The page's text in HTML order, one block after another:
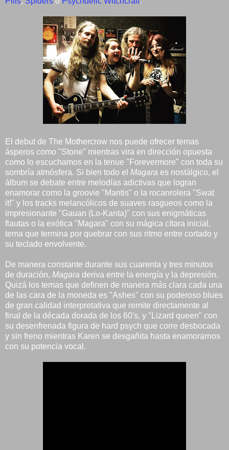
El debut de The Mothercrow nos puede ofrecer temas
ásperos como "Stone" mientras vira en dirección opuesta
como lo escuchamos en la tenue "Forevermore" con toda su
sombría atmósfera. Si bien todo el Magara es nostálgico, el
álbum se debate entre melodías adictivas que logran
enamorar como la groovie "Mantis" o la rocanrolera "Swat
it!" y los tracks melancólicos de suaves rasgueos como la
impresionante "Gauan (Lo-Kanta)" con sus enigmáticas
flautas o la exótica "Magara" con su mágica cítara inicial,
tema que termina por quebrar con sus ritmo entre cortado y
su teclado envolvente.
De manera constante durante sus cuarenta y tres minutos
de duración, Magara deriva entre la energía y la depresión.
Quizá los temas que definen de manera más clara cada una
de las cara de la moneda es "Ashes" con su poderoso blues
de gran calidad interpretativa que remite directamente al
final de la década dorada de los 60's, y "Lizard queen" con
su desenfrenada figura de hard psych que corre desbocada
y sin freno mientras Karen se desgañita hasta enamorarnos
con su potencia vocal.